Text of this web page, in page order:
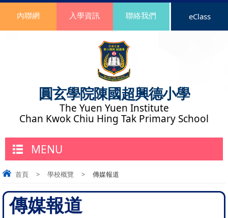
圓玄學院陳國超興德小學
The Yuen Yuen Institute
Chan Kwok Chiu Hing Tak Primary School
內聯網 入學資訊 聯絡我們 eClass
MENU
首頁 > 學校概覽 > 傳媒報道
傳媒報道